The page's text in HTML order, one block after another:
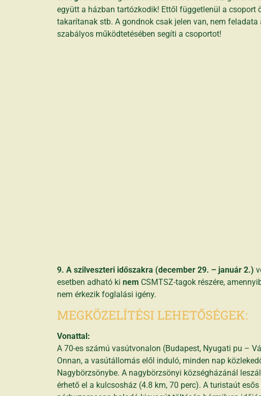
együtt a házban tartózkodik! Ettől függetlenül a csoport
takarítanak stb. A gondnok csak jelen van, nem
szabályos működtetésében segíti a csoportot!
9. A szilveszteri időszakra (december 29. – január 2.)
esetben adható ki nem CSMTSZ-tagok részére,
nem érkezik foglalási igény.
MEGKÖZELÍTÉSI LEHETŐSÉGEK:
Vonattal:
A 70-es számú vasútvonalon (Budapest, Nyugati pu –
Onnan, a vasútállomás elől induló, minden nap
Nagybörzsönybe. A nagybörzsönyi községházánál
érhető el a kulcsosház (4.8 km, 70 perc). A turistaút